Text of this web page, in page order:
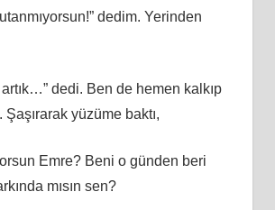
dedim. Yerinden
dedi. Ben de hemen kalkıp
yüzüme baktı,
Emre? Beni o günden beri
mısın sen?